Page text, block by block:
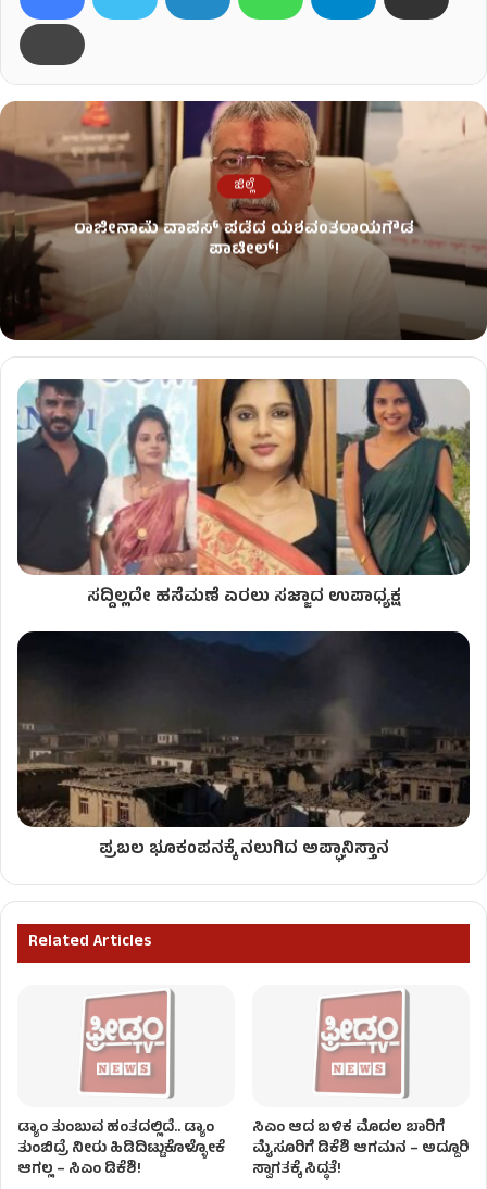
ಜಿಲ್ಲೆ
ರಾಜೀನಾಮೆ ವಾಪಸ್ ಪಡೆದ ಯಶವಂತರಾಯಗೌಡ
ಪಾಟೀಲ್‌!
ಸದ್ದಿಲ್ಲದೇ ಹಸೆಮಣೆ ಏರಲು ಸಜ್ಜಾದ ಉಪಾಧ್ಯಕ್ಷ
ಪ್ರಬಲ ಭೂಕಂಪನಕ್ಕೆ ನಲುಗಿದ ಅಪ್ಘಾನಿಸ್ತಾನ
Related Articles
ಡ್ಯಾಂ ತುಂಬುವ ಹಂತದಲ್ಲಿದೆ.. ಡ್ಯಾಂ
ತುಂಬಿದ್ರೆ ನೀರು ಹಿಡಿದಿಟ್ಟುಕೊಳ್ಳೋಕೆ
ಆಗಲ್ಲ – ಸಿಎಂ ಡಿಕೆಶಿ!
ಸಿಎಂ ಆದ ಬಳಿಕ ಮೊದಲ ಬಾರಿಗೆ
ಮೈಸೂರಿಗೆ ಡಿಕೆಶಿ ಆಗಮನ – ಅದ್ದೂರಿ
ಸ್ವಾಗತಕ್ಕೆ ಸಿದ್ಧತೆ!